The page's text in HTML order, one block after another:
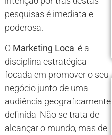
pesquisas é imediata e
poderosa.
O Marketing Local é a
disciplina estratégica
focada em promover o seu
negócio junto de uma
audiência geograficamente
definida. Não se trata de
alcançar o mundo, mas de